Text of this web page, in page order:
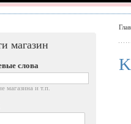
магазин
слова
магазина и т.п.